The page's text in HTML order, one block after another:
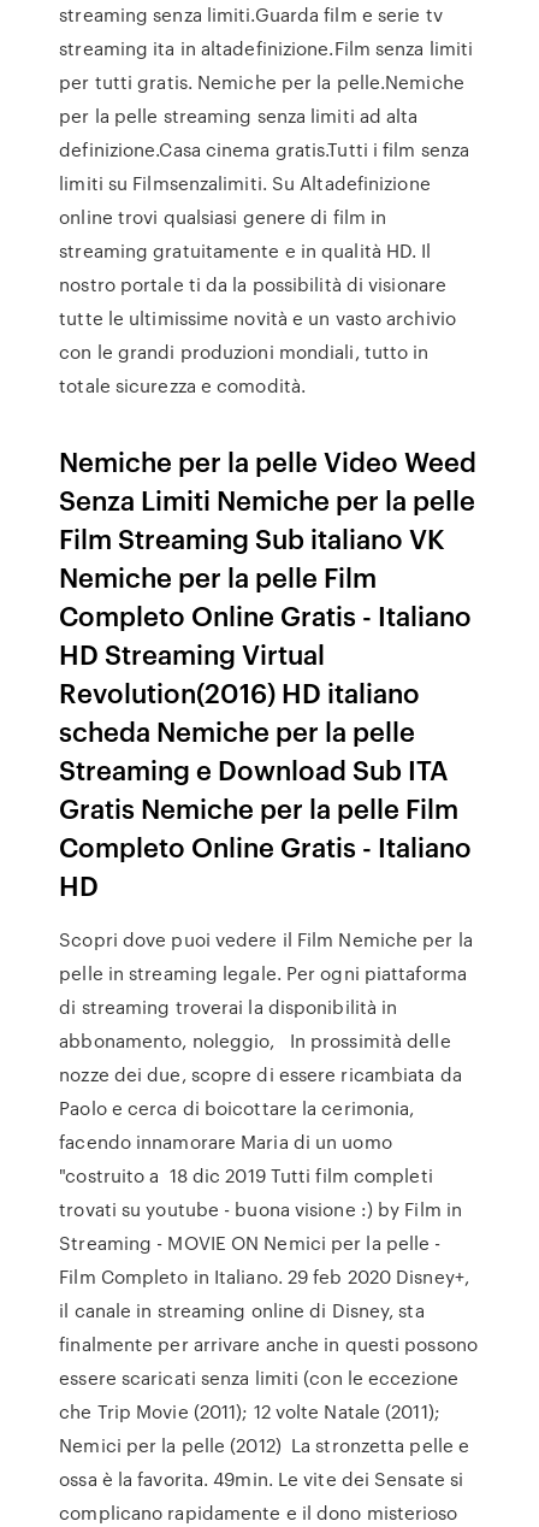
streaming senza limiti.Guarda film e serie tv
streaming ita in altadefinizione.Film senza limiti
per tutti gratis. Nemiche per la pelle.Nemiche
per la pelle streaming senza limiti ad alta
definizione.Casa cinema gratis.Tutti i film senza
limiti su Filmsenzalimiti. Su Altadefinizione
online trovi qualsiasi genere di film in
streaming gratuitamente e in qualità HD. Il
nostro portale ti da la possibilità di visionare
tutte le ultimissime novità e un vasto archivio
con le grandi produzioni mondiali, tutto in
totale sicurezza e comodità.
Nemiche per la pelle Video Weed
Senza Limiti Nemiche per la pelle
Film Streaming Sub italiano VK
Nemiche per la pelle Film
Completo Online Gratis - Italiano
HD Streaming Virtual
Revolution(2016) HD italiano
scheda Nemiche per la pelle
Streaming e Download Sub ITA
Gratis Nemiche per la pelle Film
Completo Online Gratis - Italiano
HD
Scopri dove puoi vedere il Film Nemiche per la
pelle in streaming legale. Per ogni piattaforma
di streaming troverai la disponibilità in
abbonamento, noleggio, In prossimità delle
nozze dei due, scopre di essere ricambiata da
Paolo e cerca di boicottare la cerimonia,
facendo innamorare Maria di un uomo
"costruito a 18 dic 2019 Tutti film completi
trovati su youtube - buona visione :) by Film in
Streaming - MOVIE ON Nemici per la pelle -
Film Completo in Italiano. 29 feb 2020 Disney+,
il canale in streaming online di Disney, sta
finalmente per arrivare anche in questi possono
essere scaricati senza limiti (con le eccezione
che Trip Movie (2011); 12 volte Natale (2011);
Nemici per la pelle (2012) La stronzetta pelle e
ossa è la favorita. 49min. Le vite dei Sensate si
complicano rapidamente e il dono misterioso